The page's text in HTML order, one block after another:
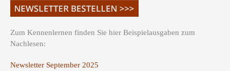
Zum Kennenlernen finden Sie hier Beispielausgaben zum
Nachlesen:
Newsletter September 2025